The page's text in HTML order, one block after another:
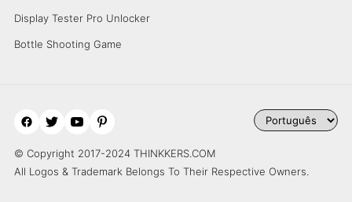
Display Tester Pro Unlocker
Bottle Shooting Game
© Copyright 2017-2024 THINKKERS.COM
All Logos & Trademark Belongs To Their Respective Owners.